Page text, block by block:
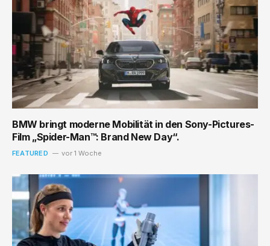
BMW bringt moderne Mobilität in den Sony-Pictures-
Film „Spider-Man™: Brand New Day“.
FEATURED vor 1 Woche